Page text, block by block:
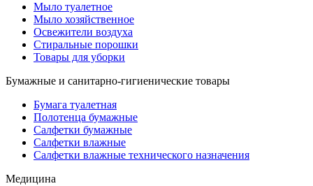
Мыло туалетное
Мыло хозяйственное
Освежители воздуха
Стиральные порошки
Товары для уборки
Бумажные и санитарно-гигиенические товары
Бумага туалетная
Полотенца бумажные
Салфетки бумажные
Салфетки влажные
Салфетки влажные технического назначения
Медицина